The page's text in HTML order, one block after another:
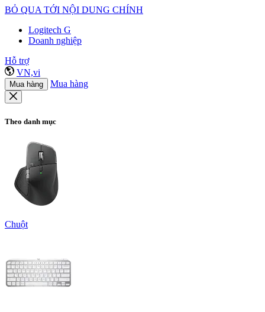
BỎ QUA TỚI NỘI DUNG CHÍNH
Logitech G
Doanh nghiệp
Hỗ trợ
VN,vi
Mua hàng Mua hàng
Theo danh mục
Chuột